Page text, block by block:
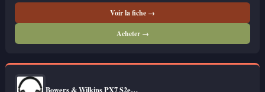
Voir la fiche →
Acheter →
Bowers & Wilkins PX7 S2e…